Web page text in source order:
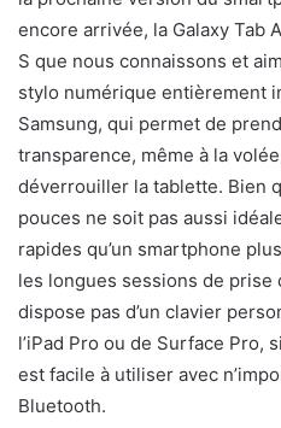
encore arrivée, la Galaxy Tab
S que nous connaissons et
stylo numérique entièrement
Samsung, qui permet de
transparence, même à la
déverrouiller la tablette. Bien
pouces ne soit pas aussi
rapides qu’un smartphone
les longues sessions de prise
dispose pas d’un clavier
l’iPad Pro ou de Surface Pro,
est facile à utiliser avec
Bluetooth.